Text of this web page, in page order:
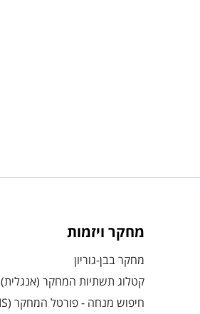
מחקר ויזמות
מחקר בבן-גוריון
קטלוג תשתיות המחקר (אנגלית)
חיפוש מנחה - פורטל המחקר (CRIS)